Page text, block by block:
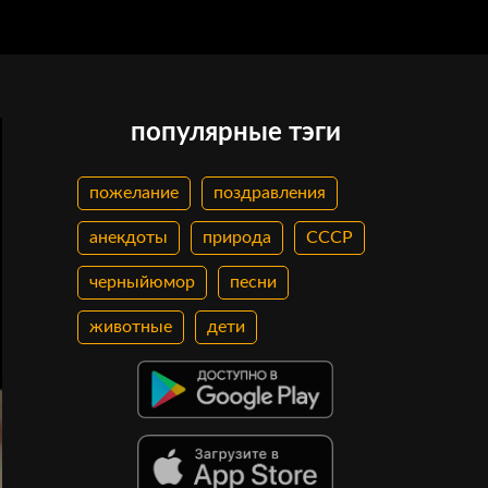
популярные тэги
пожелание поздравления
анекдоты природа СССР
черныйюмор песни
животные дети